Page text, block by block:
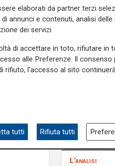
,per
mese
sul
.
L'analisi
elaborati da partner terzi
annunci e contenuti, analisi
dei servizi.
di accettare in toto, rifiutare in
alle Preferenze. Il
rifiuto, l'accesso al sito
tutti Rifiuta tutti